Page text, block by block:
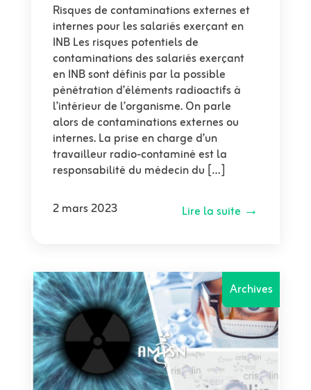
Risques de contaminations externes et
internes pour les salariés exerçant en
INB Les risques potentiels de
contaminations des salariés exerçant
en INB sont définis par la possible
pénétration d’éléments radioactifs à
l’intérieur de l’organisme. On parle
alors de contaminations externes ou
internes. La prise en charge d’un
travailleur radio-contaminé est la
responsabilité du médecin du […]
2 mars 2023
Lire la suite →
Archives